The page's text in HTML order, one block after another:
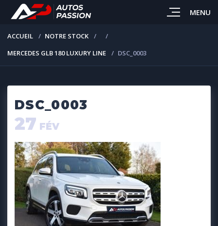
MENU
ACCUEIL
NOTRE STOCK
MERCEDES GLB 180 LUXURY LINE
DSC_0003
DSC_0003
27 FÉV